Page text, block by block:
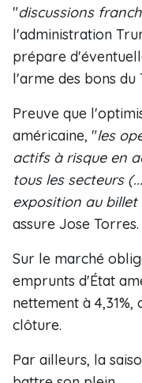
"discussions
l'administration
prépare
l'arme des bons du
Preuve que
américaine, "les
actifs à risque en
tous les secteurs
exposition au
assure Jose Torres.
Sur le marché
emprunts d'État
nettement à 4,31%,
clôture.
Par ailleurs, la